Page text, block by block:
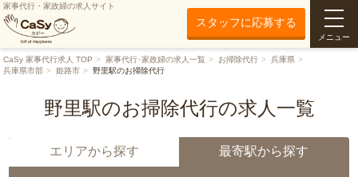
家事代行・家政婦の求人サイト
スタッフに応募する
メニュー
CaSy 家事代行求人 TOP 家事代行･家政婦の求人一覧 お掃除代行
兵庫県
兵庫県市部
姫路市 野里駅のお掃除代行
野里駅のお掃除代行の求人一覧
エリアから探す 最寄駅から探す